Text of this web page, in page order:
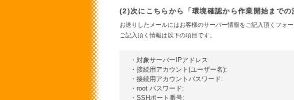
(2)次にこちらから「環境確認から作業開始までの
お送りしたメールにはお客様のサーバー情報をご記入頂くフォー
ご記入頂く情報は以下の項目です。
・対象サーバーIPアドレス:
・接続用アカウント(ユーザー名):
・接続用アカウントパスワード:
・root パスワード: